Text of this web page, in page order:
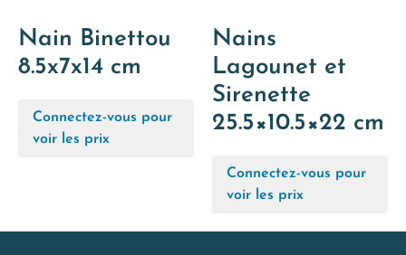
Nain Binettou
8.5x7x14 cm
Connectez-vous pour
voir les prix
Nains
Lagounet et
Sirenette
25.5×10.5×22 cm
Connectez-vous pour
voir les prix